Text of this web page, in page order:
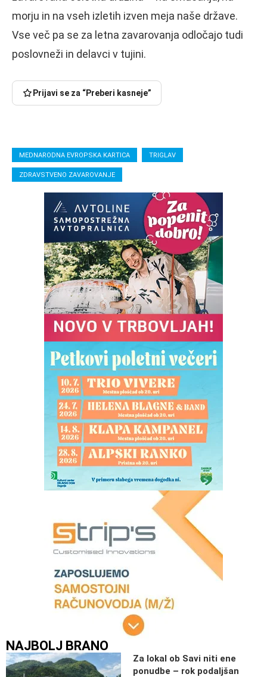
morju in na vseh izletih izven meja naše države.
Vse več pa se za letna zavarovanja odločajo tudi
poslovneži in delavci v tujini.
Prijavi se za “Preberi kasneje”
MEDNARODNA EVROPSKA KARTICA TRIGLAV
ZDRAVSTVENO ZAVAROVANJE
NAJBOLJ BRANO
Za lokal ob Savi niti ene
ponudbe – rok podaljšan